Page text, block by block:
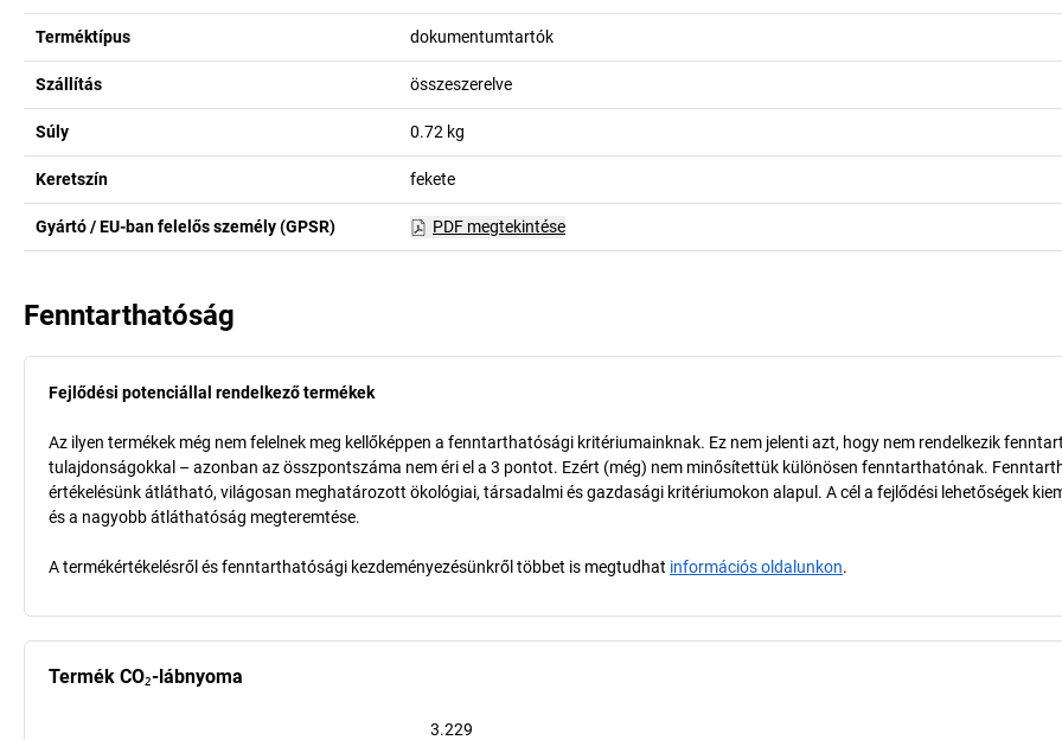
Terméktípus dokumentumtartók
Szállítás összeszerelve
Súly 0.72 kg
Keretszín fekete
Gyártó / EU-ban felelős személy (GPSR) PDF megtekintése
Fenntarthatóság
Fejlődési potenciállal rendelkező termékek
Az ilyen termékek még nem felelnek meg kellőképpen a fenntarthatósági kritériumainknak. Ez nem jelenti azt, hogy nem rendelkezik
tulajdonságokkal – azonban az összpontszáma nem éri el a 3 pontot. Ezért (még) nem minősítettük különösen fenntarthatónak.
értékelésünk átlátható, világosan meghatározott ökológiai, társadalmi és gazdasági kritériumokon alapul. A cél a fejlődési lehetőségek
és a nagyobb átláthatóság megteremtése.
A termékértékelésről és fenntarthatósági kezdeményezésünkről többet is megtudhat információs oldalunkon.
Termék CO₂-lábnyoma
3.229